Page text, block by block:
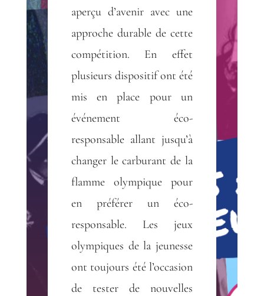
aperçu d’avenir avec une
approche durable de cette
compétition. En effet
plusieurs dispositif ont été
mis en place pour un
événement éco-
responsable allant jusqu’à
changer le carburant de la
flamme olympique pour
en préférer un éco-
responsable. Les jeux
olympiques de la jeunesse
ont toujours été l’occasion
de tester de nouvelles